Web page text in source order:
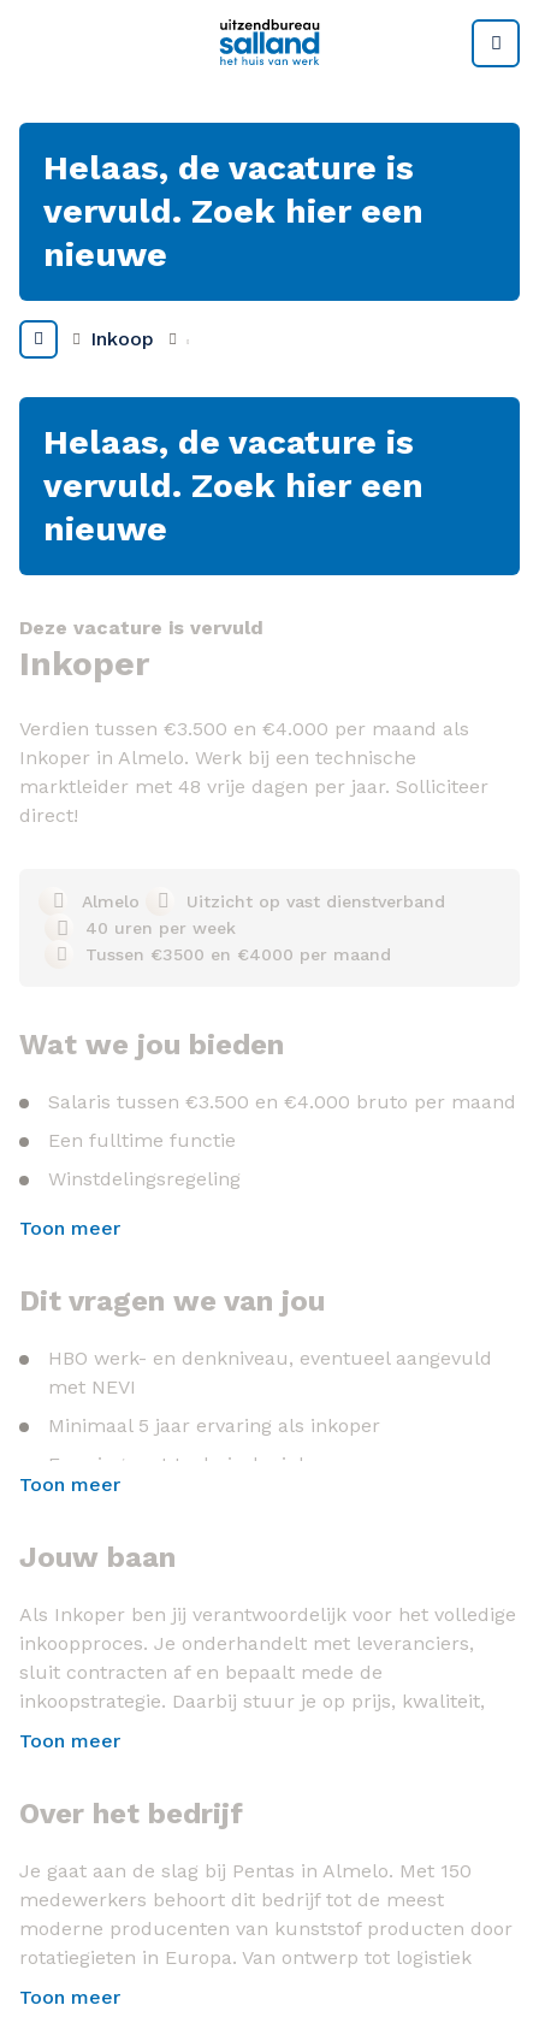
Helaas, de vacature is
vervuld. Zoek hier een
nieuwe
Inkoop
Helaas, de vacature is
vervuld. Zoek hier een
nieuwe
Deze vacature is vervuld
Inkoper
Verdien tussen €3.500 en €4.000 per maand als
Inkoper in Almelo. Werk bij een technische
marktleider met 48 vrije dagen per jaar. Solliciteer
direct!
Almelo
Uitzicht op vast dienstverband
40 uren per week
Tussen €3500 en €4000 per maand
Wat we jou bieden
Salaris tussen €3.500 en €4.000 bruto per maand
Een fulltime functie
Winstdelingsregeling
Laptop en telefoon van de zaak
Toon meer
Dit vragen we van jou
HBO werk- en denkniveau, eventueel aangevuld
met NEVI
Minimaal 5 jaar ervaring als inkoper
Ervaring met technische inkoop en
productieprocessen
Toon meer
Jouw baan
Als Inkoper ben jij verantwoordelijk voor het volledige
inkoopproces. Je onderhandelt met leveranciers,
sluit contracten af en bepaalt mede de
inkoopstrategie. Daarbij stuur je op prijs, kwaliteit,
beschikbaarheid en leverbetrouwbaarheid. Jouw
Als Inkoper houd jij je bezig met:
Wereldwijd inkopen van materialen en diensten
Onderhandelen over prijzen, voorwaarden en
contracten
Ontwikkelen van voorraadstrategieën en
Toon meer
Over het bedrijf
Je gaat aan de slag bij Pentas in Almelo. Met 150
medewerkers behoort dit bedrijf tot de meest
moderne producenten van kunststof producten door
rotatiegieten in Europa. Van ontwerp tot logistiek
gebeurt alles onder één dak. De combinatie van
Toon meer